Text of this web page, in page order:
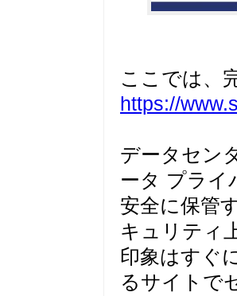
ここでは、
https://
データセン
ータ プライ
安全に保管
キュリティ
印象はすぐ
るサイトで